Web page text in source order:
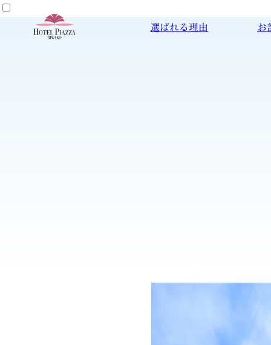
選ばれる理由 お